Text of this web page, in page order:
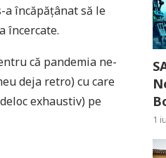
încăpățânat să le
încercate.
că pandemia ne-
deja retro) cu care
exhaustiv) pe
1